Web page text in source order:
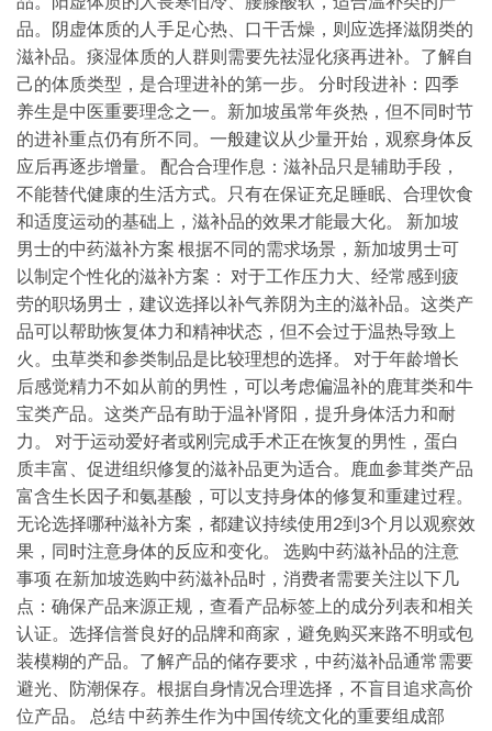
品。阴虚体质的人手足心热、口干舌燥，则应选择滋阴类的
滋补品。痰湿体质的人群则需要先祛湿化痰再进补。了解自
己的体质类型，是合理进补的第一步。 分时段进补：四季
养生是中医重要理念之一。新加坡虽常年炎热，但不同时节
的进补重点仍有所不同。一般建议从少量开始，观察身体反
应后再逐步增量。 配合合理作息：滋补品只是辅助手段，
不能替代健康的生活方式。只有在保证充足睡眠、合理饮食
和适度运动的基础上，滋补品的效果才能最大化。 新加坡
男士的中药滋补方案 根据不同的需求场景，新加坡男士可
以制定个性化的滋补方案： 对于工作压力大、经常感到疲
劳的职场男士，建议选择以补气养阴为主的滋补品。这类产
品可以帮助恢复体力和精神状态，但不会过于温热导致上
火。虫草类和参类制品是比较理想的选择。 对于年龄增长
后感觉精力不如从前的男性，可以考虑偏温补的鹿茸类和牛
宝类产品。这类产品有助于温补肾阳，提升身体活力和耐
力。 对于运动爱好者或刚完成手术正在恢复的男性，蛋白
质丰富、促进组织修复的滋补品更为适合。鹿血参茸类产品
富含生长因子和氨基酸，可以支持身体的修复和重建过程。
无论选择哪种滋补方案，都建议持续使用2到3个月以观察效
果，同时注意身体的反应和变化。 选购中药滋补品的注意
事项 在新加坡选购中药滋补品时，消费者需要关注以下几
点：确保产品来源正规，查看产品标签上的成分列表和相关
认证。选择信誉良好的品牌和商家，避免购买来路不明或包
装模糊的产品。了解产品的储存要求，中药滋补品通常需要
避光、防潮保存。根据自身情况合理选择，不盲目追求高价
位产品。 总结 中药养生作为中国传统文化的重要组成部